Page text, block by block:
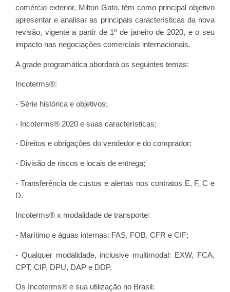
comércio exterior, Milton Gato, têm como principal objetivo
apresentar e analisar as principais características da nova
revisão, vigente a partir de 1º de janeiro de 2020, e o seu
impacto nas negociações comerciais internacionais.
A grade programática abordará os seguintes temas:
Incoterms®:
- Série histórica e objetivos;
- Incoterms® 2020 e suas características;
- Direitos e obrigações do vendedor e do comprador;
- Divisão de riscos e locais de entrega;
- Transferência de custos e alertas nos contratos E, F, C e
D.
Incoterms® x modalidade de transporte:
- Marítimo e águas internas: FAS, FOB, CFR e CIF;
- Qualquer modalidade, inclusive multimodal: EXW, FCA,
CPT, CIP, DPU, DAP e DDP.
Os Incoterms® e sua utilização no Brasil: